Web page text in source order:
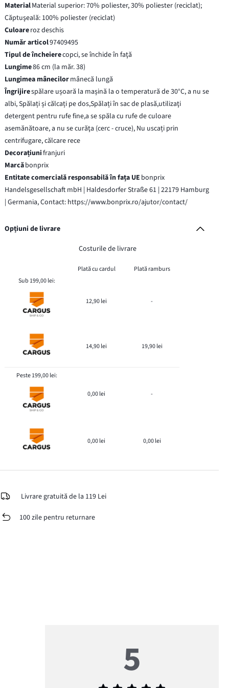
MaterialMaterial superior: 70% poliester, 30% poliester (reciclat);
Căptuşeală: 100% poliester (reciclat)
Culoareroz deschis
Număr articol97409495
Tipul de încheierecopci, se închide în faţă
Lungime86 cm (la măr. 38)
Lungimea mânecilormânecă lungă
Îngrijirespălare ușoară la mașină la o temperatură de 30°C, a nu se
albi, Spălați și călcați pe dos,Spălați în sac de plasă,utilizaţi
detergent pentru rufe fine,a se spăla cu rufe de culoare
asemănătoare, a nu se curăţa (cerc - cruce), Nu uscați prin
centrifugare, călcare rece
Decorațiunifranjuri
Marcăbonprix
Entitate comercială responsabilă în fața UE bonprix
Handelsgesellschaft mbH | Haldesdorfer Straße 61 | 22179 Hamburg
| Germania, Contact: https://www.bonprix.ro/ajutor/contact/
Opțiuni de livrare
Costurile de livrare
Plată cu cardul
Plată ramburs
Sub 199,00 lei:
12,90 lei -
14,90 lei 19,90 lei
Peste 199,00 lei:
0,00 lei -
0,00 lei 0,00 lei
Livrare gratuită de la 119 Lei
100 zile pentru returnare
5